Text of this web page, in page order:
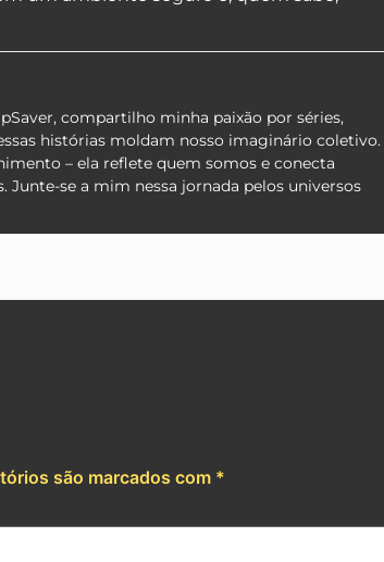
compartilho minha paixão por séries,
histórias moldam nosso imaginário coletivo.
– ela reflete quem somos e conecta
Junte-se a mim nessa jornada pelos universos
são marcados com *